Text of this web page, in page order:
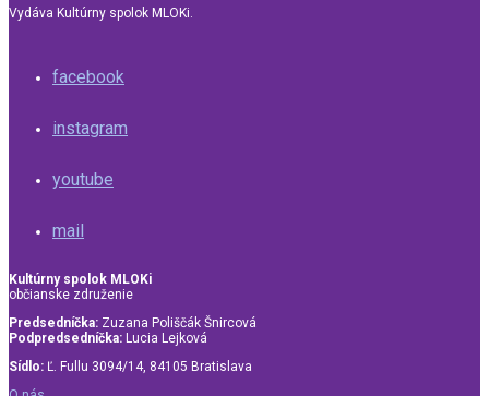
Vydáva Kultúrny spolok MLOKi.
facebook
instagram
youtube
mail
Kultúrny spolok MLOKi
občianske združenie
Predsedníčka: Zuzana Poliščák Šnircová
Podpredsedníčka: Lucia Lejková
Sídlo: Ľ. Fullu 3094/14, 84105 Bratislava